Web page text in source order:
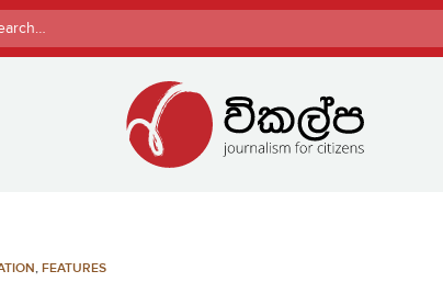
, FEATURES